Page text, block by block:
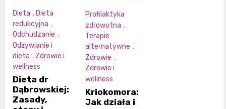
Dieta , Dieta
redukcyjna ,
Odchudzanie ,
Odżywianie i
dieta , Zdrowie i
wellness
Dieta dr
Dąbrowskiej:
Zasady,
Profilaktyka
zdrowotna ,
Terapie
alternatywne ,
Zdrowie ,
Zdrowie i
wellness
Kriokomora:
Jak działa i